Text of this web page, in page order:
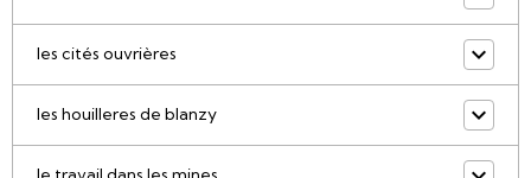
les cités ouvrières
les houilleres de blanzy